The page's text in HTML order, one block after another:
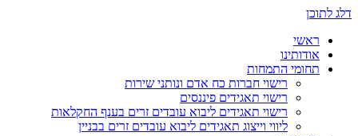
דלג לתוכן
ראשי
אודותינו
תחומי התמחות
רישוי חברות כח אדם ונותני שירות
רישוי תאגידים פיננסים
רישוי תאגידים ליבוא עובדים זרים בענף החקלאות
ליווי וייצוג תאגידים ליבוא עובדים זרים בבניין